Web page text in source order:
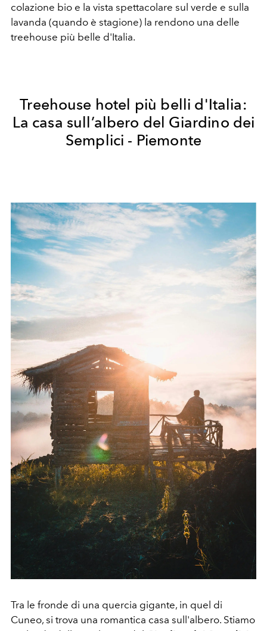
colazione bio e la vista spettacolare sul verde e sulla
lavanda (quando è stagione) la rendono una delle
treehouse più belle d'Italia.
Treehouse hotel più belli d'Italia:
La casa sull’albero del Giardino dei
Semplici - Piemonte
Tra le fronde di una quercia gigante, in quel di
Cuneo, si trova una romantica casa sull'albero. Stiamo